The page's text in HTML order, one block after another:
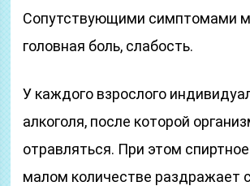
Сопутствующими симптомами
головная боль, слабость.
У каждого взрослого
алкоголя, после которой
отравляться. При этом
малом количестве раздражает